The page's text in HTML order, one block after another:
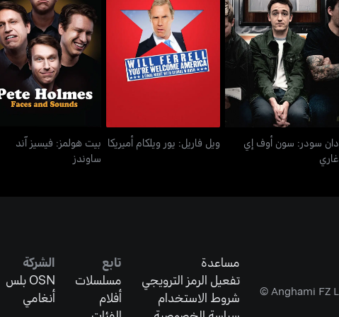
دان سودر: سون أوف إي
غاري
دان سودر: سون أوف إي
غاري
ويل فاريل: يور ويلكام أميريكا
ويل فاريل: يور ويلكام أميريكا
بيت هولمز: فيسيز آند
ساوندز
بيت هولمز: فيسيز آند
ساوندز
مساعدة
تفعيل الرمز الترويجي
شروط الاستخدام
تابع
مسلسلات
أفلام
الشركة
OSN بلس
أنغامي